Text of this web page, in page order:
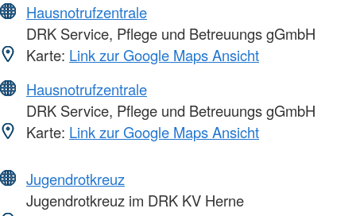
Hausnotrufzentrale
DRK Service, Pflege und Betreuungs gGmbH
Karte: Link zur Google Maps Ansicht
Hausnotrufzentrale
DRK Service, Pflege und Betreuungs gGmbH
Karte: Link zur Google Maps Ansicht
Jugendrotkreuz
Jugendrotkreuz im DRK KV Herne